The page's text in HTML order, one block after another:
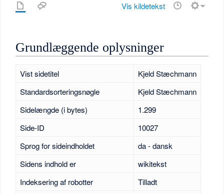
Vis kildetekst
Grundlæggende oplysninger
Vist sidetitel
Kjeld Stæchmann
Standardsorteringsnøgle
Kjeld Stæchmann
Sidelængde (i bytes)
1.299
Side-ID
10027
Sprog for sideindholdet
da - dansk
Sidens indhold er
wikitekst
Indeksering af robotter
Tilladt